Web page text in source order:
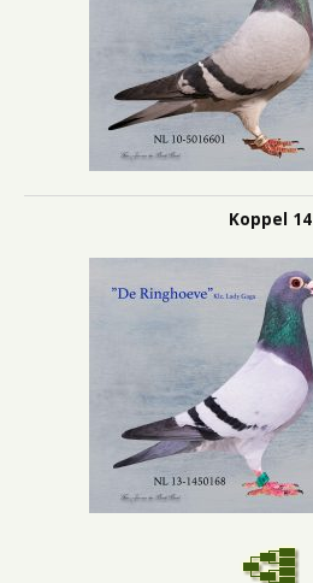
Koppel 14